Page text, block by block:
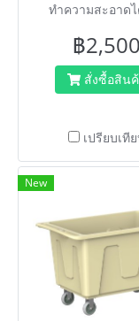
ทำความสะอาดไ
฿2,500
สั่งซื้อสิน
เปรียบเที
New